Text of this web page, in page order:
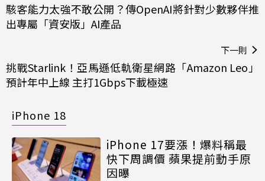
駭客能力太強不敢公開？傳OpenAI將針對少數夥伴推
出專屬「資安版」AI產品
下一則
挑戰Starlink！亞馬遜低軌衛星網路「Amazon Leo」
預計年中上線 主打1Gbps下載極速
iPhone 18
iPhone 17要漲！爆料稱最
快下周調價 蘋果提前動手原
因曝